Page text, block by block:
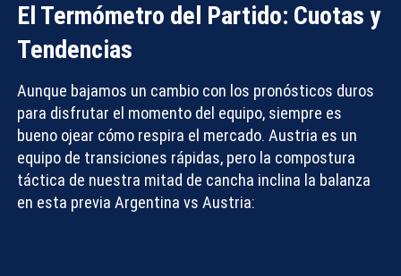
El Termómetro del Partido: Cuotas y
Tendencias
Aunque bajamos un cambio con los pronósticos duros
para disfrutar el momento del equipo, siempre es
bueno ojear cómo respira el mercado. Austria es un
equipo de transiciones rápidas, pero la compostura
táctica de nuestra mitad de cancha inclina la balanza
en esta previa Argentina vs Austria: